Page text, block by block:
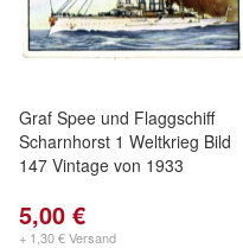
Graf Spee und Flaggschiff
Scharnhorst 1 Weltkrieg Bild
147 Vintage von 1933
5,00 €
+ 1,30 € Versand